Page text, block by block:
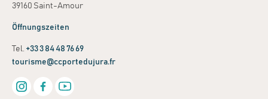
39160 Saint-Amour
Öffnungszeiten
Tel. +33 3 84 48 76 69
tourisme@ccportedujura.fr